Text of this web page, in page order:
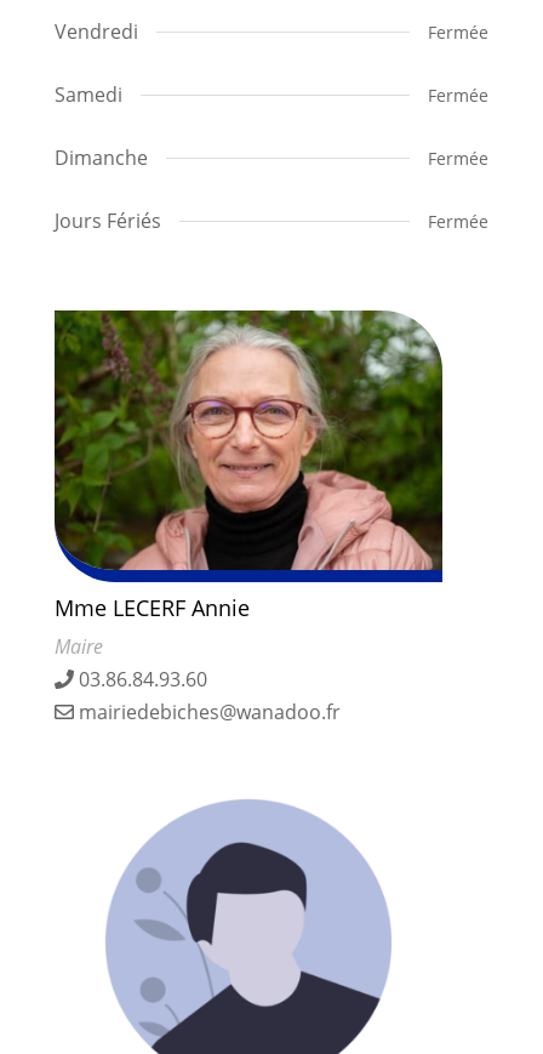
Vendredi Fermée
Samedi Fermée
Dimanche Fermée
Jours Fériés Fermée
Mme LECERF Annie
Maire
03.86.84.93.60
mairiedebiches@wanadoo.fr